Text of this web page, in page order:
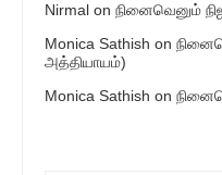
Nirmal on நினைவெனும்
Monica Sathish on
அத்தியாயம்)
Monica Sathish on